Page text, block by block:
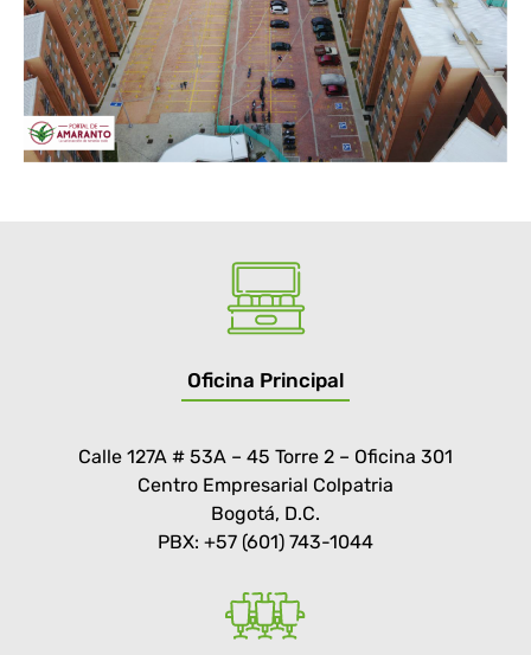
Oficina Principal
Calle 127A # 53A – 45 Torre 2 – Oficina 301
Centro Empresarial Colpatria
Bogotá, D.C.
PBX: +57 (601) 743-1044